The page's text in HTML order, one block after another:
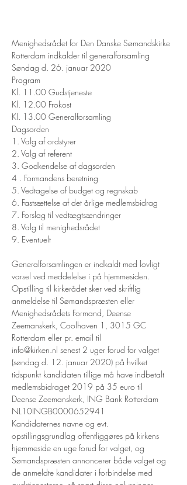
Menighedsrådet for Den Danske Sømandskirke
Rotterdam indkalder til generalforsamling
Søndag d. 26. januar 2020
Program
Kl. 11.00 Gudstjeneste
Kl. 12.00 Frokost
Kl. 13.00 Generalforsamling
Dagsorden
1. Valg af ordstyrer
2. Valg af referent
3. Godkendelse af dagsorden
4 . Formandens beretning
5. Vedtagelse af budget og regnskab
6. Fastsættelse af det årlige medlemsbidrag
7. Forslag til vedtægtsændringer
8. Valg til menighedsrådet
9. Eventuelt
Generalforsamlingen er indkaldt med lovligt
varsel ved meddelelse i på hjemmesiden.
Opstilling til kirkerådet sker ved skriftlig
anmeldelse til Sømandspræsten eller
Menighedsrådets Formand, Deense
Zeemanskerk, Coolhaven 1, 3015 GC
Rotterdam eller pr. email til
info@kirken.nl senest 2 uger forud for valget
(søndag d. 12. januar 2020) på hvilket
tidspunkt kandidaten tillige må have indbetalt
medlemsbidraget 2019 på 35 euro til
Deense Zeemanskerk, ING Bank Rotterdam
NL10INGB0000652941
Kandidaternes navne og evt.
opstillingsgrundlag offentliggøres på kirkens
hjemmeside en uge forud for valget, og
Sømandspræsten annoncerer både valget og
de anmeldte kandidater i forbindelse med